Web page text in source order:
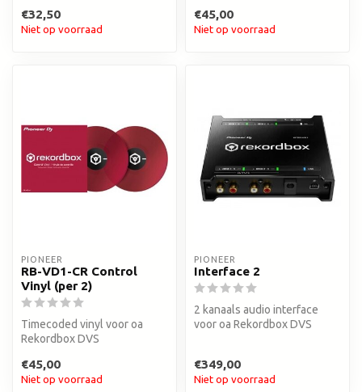
€32,50
Niet op voorraad
€45,00
Niet op voorraad
PIONEER
RB-VD1-CR Control
Vinyl (per 2)
Timecoded vinyl voor oa
Rekordbox DVS
€45,00
Niet op voorraad
PIONEER
Interface 2
2 kanaals audio interface
voor oa Rekordbox DVS
€349,00
Niet op voorraad